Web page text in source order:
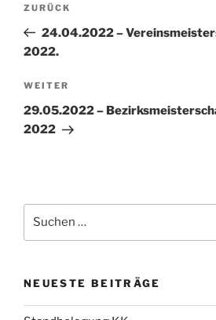
Vorheriger
Beitrag
ZURÜCK
24.04.2022 –
2022.
Nächster
Beitrag
WEITER
29.05.2022 –
2022
nach:
NEUESTE BEITRÄGE